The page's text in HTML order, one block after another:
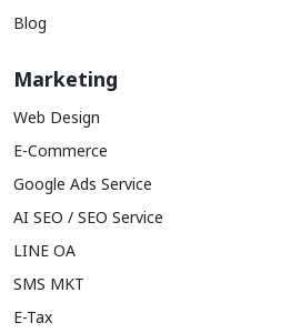
Blog
Marketing
Web Design
E-Commerce
Google Ads Service
AI SEO / SEO Service
LINE OA
SMS MKT
E-Tax